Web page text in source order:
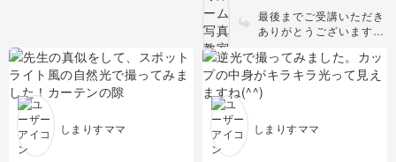
につけて、写真撮影を楽しんで
いきたいと思います。ありがと
うございました(^^)
最後までご受講いただき
ありがとうございます！
がったとのお声をお伺い
できてとても嬉しいです
✨今後の様々なお写真撮
うございました🙇🏻‍♀️✨
しまりすママ しまりすママ